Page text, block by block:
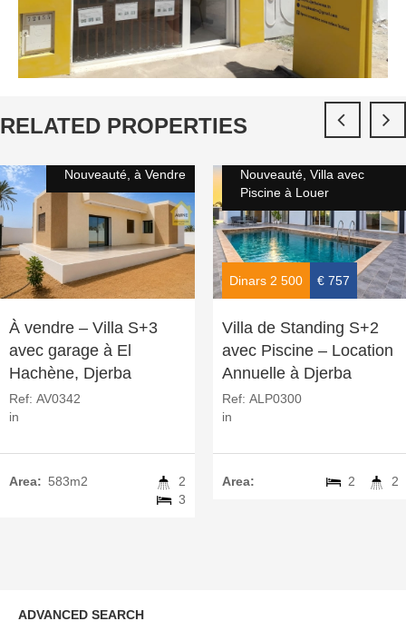
RELATED PROPERTIES
Nouveauté, à Vendre
À vendre – Villa S+3
avec garage à El
Hachène, Djerba
Ref: AV0342
in
Area: 583m2
2
3
Nouveauté, Villa avec
Piscine à Louer
Dinars 2 500 € 757
Villa de Standing S+2
avec Piscine – Location
Annuelle à Djerba
Ref: ALP0300
in
Area: 2
2
ADVANCED SEARCH